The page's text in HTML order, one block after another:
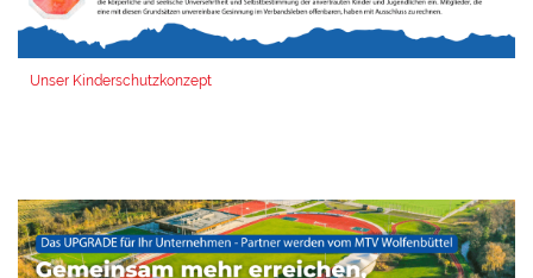
Unser Kinderschutzkonzept